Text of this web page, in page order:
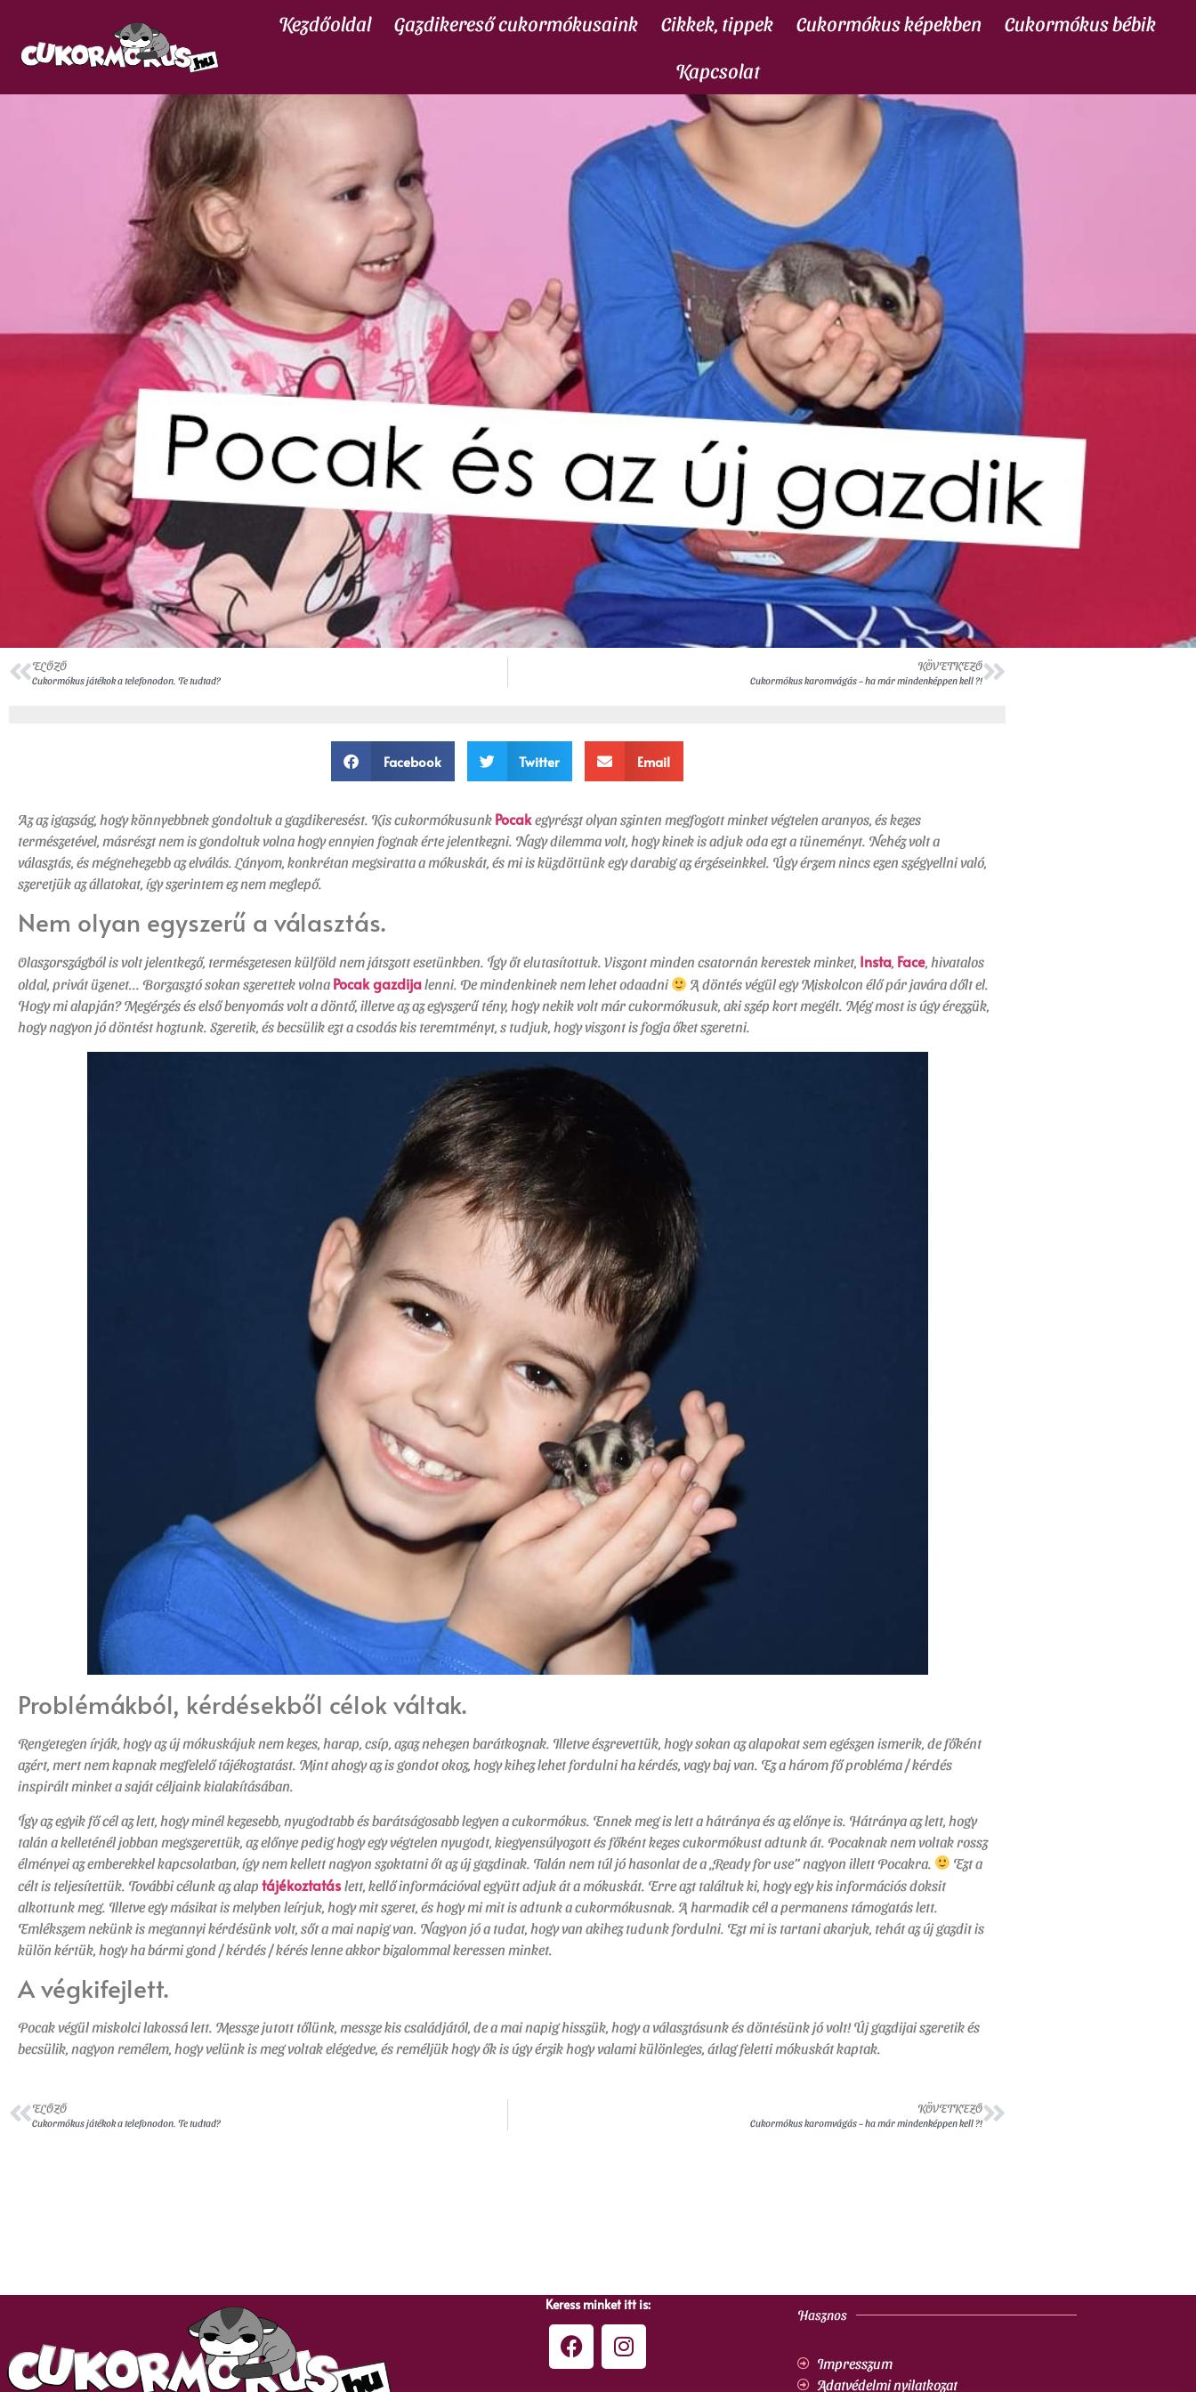
Kezdőoldal Gazdikereső cukormókusaink Cikkek, tippek Cukormókus képekben Cukormókus bébik
Kapcsolat
ELŐZŐ
Cukormókus játékok a telefonodon. Te tudtad?
KÖVETKEZŐ
Cukormókus karomvágás – ha már mindenképpen kell ?!
Facebook Twitter Email
Az az igazság, hogy könnyebbnek gondoltuk a gazdikeresést. Kis cukormókusunk Pocakegyrészt olyan szinten megfogott minket végtelen aranyos, és kezes
természetével, másrészt nem is gondoltuk volna hogy ennyien fognak érte jelentkezni. Nagy dilemma volt, hogy kinek is adjuk oda ezt a tüneményt. Nehéz volt a
választás, és mégnehezebb az elválás. Lányom, konkrétan megsiratta a mókuskát, és mi is küzdöttünk egy darabig az érzéseinkkel. Úgy érzem nincs ezen szégyellni való,
szeretjük az állatokat, így szerintem ez nem meglepő.
Nem olyan egyszerű a választás.
Olaszországból is volt jelentkező, természetesen külföld nem játszott esetünkben. Így őt elutasítottuk. Viszont minden csatornán kerestek minket, Insta, Face, hivatalos
oldal, privát üzenet… Borzasztó sokan szerettek volna Pocak gazdijalenni. De mindenkinek nem lehet odaadni
A döntés végül egy Miskolcon élő pár javára dőlt el.
Hogy mi alapján? Megérzés és első benyomás volt a döntő, illetve az az egyszerű tény, hogy nekik volt már cukormókusuk, aki szép kort megélt. Még most is úgy érezzük,
hogy nagyon jó döntést hoztunk. Szeretik, és becsülik ezt a csodás kis teremtményt, s tudjuk, hogy viszont is fogja őket szeretni.
Problémákból, kérdésekből célok váltak.
Rengetegen írják, hogy az új mókuskájuk nem kezes, harap, csíp, azaz nehezen barátkoznak. Illetve észrevettük, hogy sokan az alapokat sem egészen ismerik, de főként
azért, mert nem kapnak megfelelő tájékoztatást. Mint ahogy az is gondot okoz, hogy kihez lehet fordulni ha kérdés, vagy baj van. Ez a három fő probléma / kérdés
inspirált minket a saját céljaink kialakításában.
Így az egyik fő cél az lett, hogy minél kezesebb, nyugodtabb és barátságosabb legyen a cukormókus. Ennek meg is lett a hátránya és az előnye is. Hátránya az lett, hogy
talán a kelleténél jobban megszerettük, az előnye pedig hogy egy végtelen nyugodt, kiegyensúlyozott és főként kezes cukormókust adtunk át. Pocaknak nem voltak rossz
élményei az emberekkel kapcsolatban, így nem kellett nagyon szoktatni őt az új gazdinak. Talán nem túl jó hasonlat de a „Ready for use” nagyon illett Pocakra.
Ezt a
célt is teljesítettük. További célunk az alap tájékoztatáslett, kellő információval együtt adjuk át a mókuskát. Erre azt találtuk ki, hogy egy kis információs doksit
alkottunk meg. Illetve egy másikat is melyben leírjuk, hogy mit szeret, és hogy mi mit is adtunk a cukormókusnak. A harmadik cél a permanens támogatás lett.
Emlékszem nekünk is megannyi kérdésünk volt, sőt a mai napig van. Nagyon jó a tudat, hogy van akihez tudunk fordulni. Ezt mi is tartani akarjuk, tehát az új gazdit is
külön kértük, hogy ha bármi gond / kérdés / kérés lenne akkor bizalommal keressen minket.
A végkifejlett.
Pocak végül miskolci lakossá lett. Messze jutott tőlünk, messze kis családjától, de a mai napig hisszük, hogy a választásunk és döntésünk jó volt! Új gazdijai szeretik és
becsülik, nagyon remélem, hogy velünk is meg voltak elégedve, és reméljük hogy ők is úgy érzik hogy valami különleges, átlag feletti mókuskát kaptak.
ELŐZŐ
Cukormókus játékok a telefonodon. Te tudtad?
KÖVETKEZŐ
Cukormókus karomvágás – ha már mindenképpen kell ?!
Keress minket itt is:
Hasznos
Impresszum
Adatvédelmi nyilatkozat